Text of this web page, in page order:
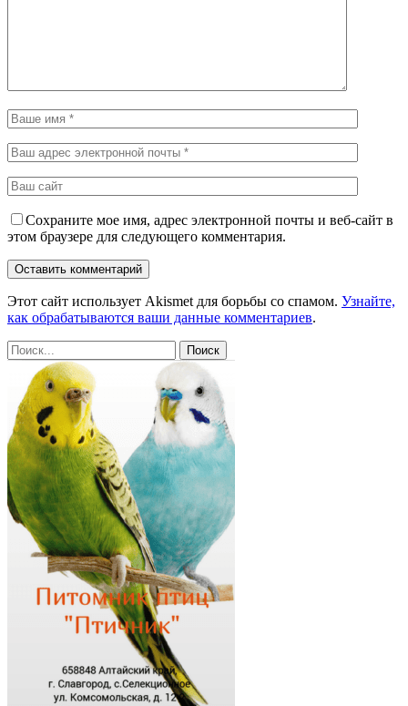
Сохраните мое имя, адрес электронной почты и веб-сайт в
этом браузере для следующего комментария.
Этот сайт использует Akismet для борьбы со спамом. Узнайте,
как обрабатываются ваши данные комментариев.